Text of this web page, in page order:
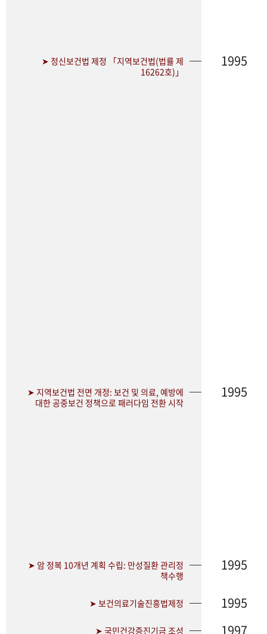
➤ 정신보건법 제정 「지역보건법(법률 제
16262호)」
1995
➤ 지역보건법 전면 개정: 보건 및 의료, 예방에
대한 공중보건 정책으로 패러다임 전환 시작
1995
➤ 암 정복 10개년 계획 수립: 만성질환 관리정
책수행
1995
➤ 보건의료기술진흥법제정 1995
➤ 국민건강증진기금 조성 1997